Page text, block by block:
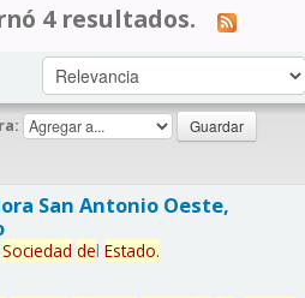
4 resultados.
San Antonio Oeste,
Sociedad del Estado.